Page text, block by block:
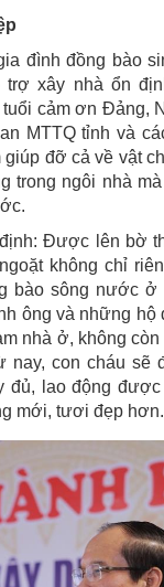
đình đồng bào
xây nhà ổn
cảm ơn Đảng,
MTTQ tỉnh và
giúp đỡ cả về vật
trong ngôi nhà
Được lên bờ
không chỉ
bào sông nước ở
ông và những hộ
nhà ở, không còn
nay, con cháu sẽ
đủ, lao động
mới, tươi đẹp hơn.